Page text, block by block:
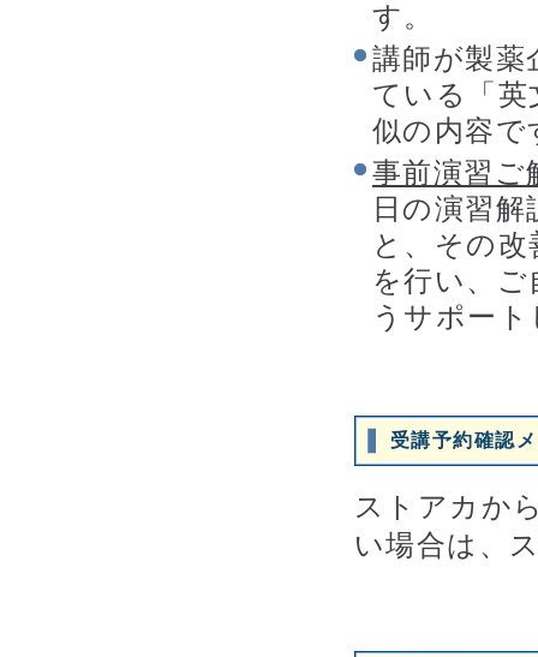
す。
講師が製薬
ている「
似の内容で
事前演習ご
日の演習
と、その
を行い、
うサポー
受講予約確認
ストアカか
い場合は、